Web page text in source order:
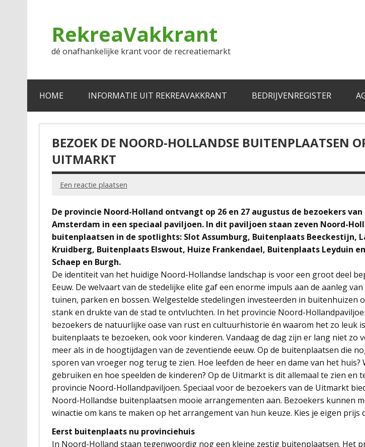
RekreaVakkrant
dé onafhankelijke krant voor de recreatiemarkt
HOME INFORMATIE UIT REKREAVAKKRANT BEDRIJVENREGISTER
BEZOEK DE NOORD-HOLLANDSE BUITENPLAATSEN
UITMARKT
Een reactie plaatsen
De provincie Noord-Holland ontvangt op 26 en 27 augustus de bezoekers
Amsterdam in een speciaal paviljoen. In dit paviljoen staan zeven Noord-
buitenplaatsen in de spotlights: Slot Assumburg, Buitenplaats Beeckestijn,
Kruidberg, Buitenplaats Elswout, Huize Frankendael, Buitenplaats Leyduin
Schaep en Burgh.
De identiteit van het huidige Noord-Hollandse landschap is voor een groot deel
Eeuw. De welvaart van de stedelijke elite gaf een enorme impuls aan de aanleg
tuinen, parken en bossen. Welgestelde stedelingen investeerden in buitenhuizen
stank en drukte van de stad te ontvluchten. In het provincie Noord-
bezoekers de natuurlijke oase van rust en cultuurhistorie én waarom het zo leuk
buitenplaats te bezoeken, ook voor kinderen. Vandaag de dag zijn er lang niet zo
meer als in de hoogtijdagen van de zeventiende eeuw. Op de buitenplaatsen die
sporen van vroeger nog terug te zien. Hoe leefden de heer en dame van het huis?
gebruiken en hoe speelden de kinderen? Op de Uitmarkt is dit allemaal te zien en
provincie Noord-Hollandpaviljoen. Speciaal voor de bezoekers van de Uitmarkt
Noord-Hollandse buitenplaatsen mooie arrangementen aan. Bezoekers kunnen
winactie om kans te maken op het arrangement van hun keuze. Kies je eigen prijs
Eerst buitenplaats nu provinciehuis
In Noord-Holland staan tegenwoordig nog een kleine zestig buitenplaatsen. Het